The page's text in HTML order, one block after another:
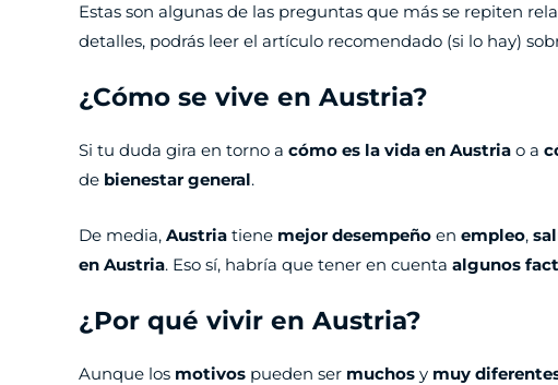
Estas son algunas de las preguntas que más se repiten
detalles, podrás leer el artículo recomendado (si lo hay)
¿Cómo se vive en Austria?
Si tu duda gira en torno a cómo es la vida en Austria o a
de bienestar general.
De media, Austria tiene mejor desempeño en empleo,
en Austria. Eso sí, habría que tener en cuenta algunos
¿Por qué vivir en Austria?
Aunque los motivos pueden ser muchos y muy